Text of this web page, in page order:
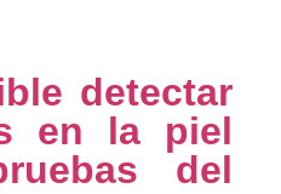
detectar
en la piel
del